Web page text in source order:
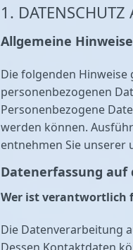
1.
Allgemeine Hinweise
Die folgenden
personenbezogenen
Personenbezogene
werden können.
entnehmen Sie
Datenerfassung auf
Wer ist verantwortlich
Die Datenverarbeitung
Dessen Kontaktdaten